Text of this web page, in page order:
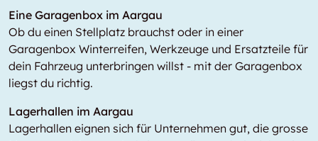
Eine Garagenbox im Aargau
Ob du einen Stellplatz brauchst oder in einer
Garagenbox Winterreifen, Werkzeuge und Ersatzteile für
dein Fahrzeug unterbringen willst - mit der Garagenbox
liegst du richtig.
Lagerhallen im Aargau
Lagerhallen eignen sich für Unternehmen gut, die grosse